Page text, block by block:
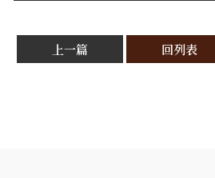
上一篇 回列表